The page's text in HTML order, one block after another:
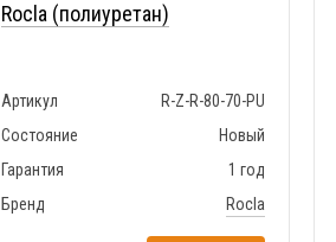
Rocla (полиуретан)
Артикул
R-Z-R-80-70-PU
Состояние
Новый
Гарантия
1 год
Бренд
Rocla